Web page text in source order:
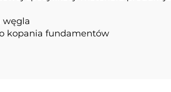
węgla
kopania fundamentów